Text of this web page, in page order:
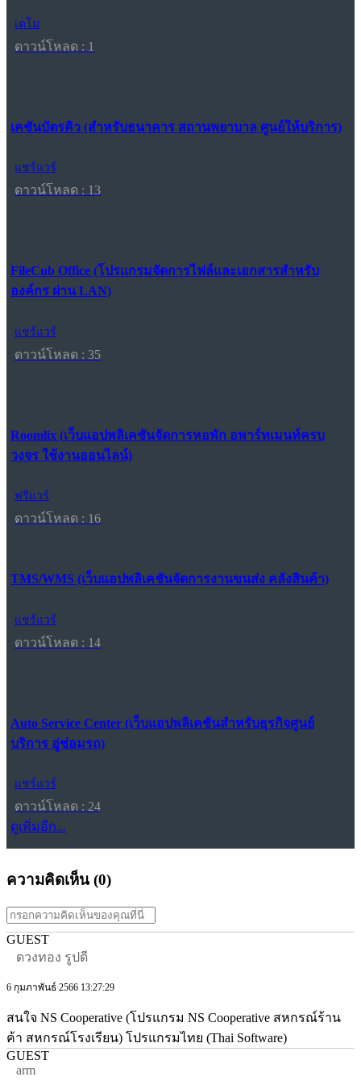
เดโม
ดาวน์โหลด : 1
เคชันบัตรคิว (สำหรับธนาคาร สถานพยาบาล ศูนย์ให้บริการ)
แชร์แวร์
ดาวน์โหลด : 13
FileCub Office (โปรแกรมจัดการไฟล์และเอกสารสำหรับ
องค์กร ผ่าน LAN)
แชร์แวร์
ดาวน์โหลด : 35
Roomlix (เว็บแอปพลิเคชันจัดการหอพัก อพาร์ทเมนท์ครบ
วงจร ใช้งานออนไลน์)
ฟรีแวร์
ดาวน์โหลด : 16
TMS/WMS (เว็บแอปพลิเคชันจัดการงานขนส่ง คลังสินค้า)
แชร์แวร์
ดาวน์โหลด : 14
Auto Service Center (เว็บแอปพลิเคชันสำหรับธุรกิจศูนย์
บริการ อู่ซ่อมรถ)
แชร์แวร์
ดาวน์โหลด : 24
ดูเพิ่มอีก...
ความคิดเห็น (0)
GUEST
ดวงทอง รูปดี
6 กุมภาพันธ์ 2566 13:27:29
สนใจ NS Cooperative (โปรแกรม NS Cooperative สหกรณ์ร้าน
ค้า สหกรณ์โรงเรียน) โปรแกรมไทย (Thai Software)
GUEST
arm